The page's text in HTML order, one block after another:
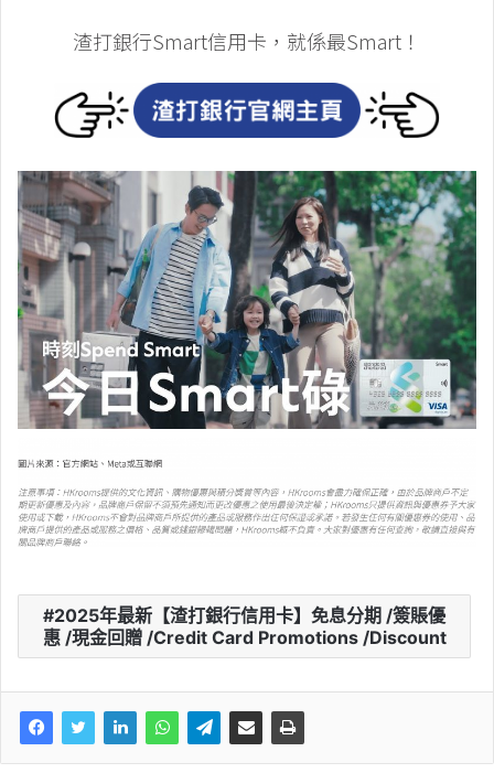
渣打銀行Smart信用卡，就係最Smart！
2025年最新【渣打銀行信用卡】免息分期 /簽賬優
惠 /現金回贈 /Credit Card Promotions /Discount